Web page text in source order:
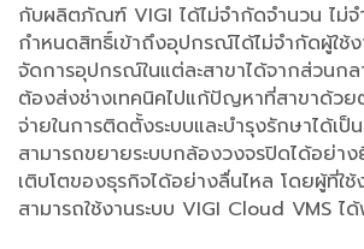
กับผลิตภัณฑ์ VIGI ได้ไม่จำกัดจำนวน ไม่จ
กำหนดสิทธิ์เข้าถึงอุปกรณ์ได้ไม่จำกัดผู้ใช้
จัดการอุปกรณ์ในแต่ละสาขาได้จากส่วนกล
ต้องส่งช่างเทคนิคไปแก้ปัญหาที่สาขาด้วย
จ่ายในการติดตั้งระบบและบำรุงรักษาได้เป็
สามารถขยายระบบกล้องวงจรปิดได้อย่า
เติบโตของธุรกิจได้อย่างลื่นไหล โดยผู้ที่ใ
สามารถใช้งานระบบ VIGI Cloud VMS ไ